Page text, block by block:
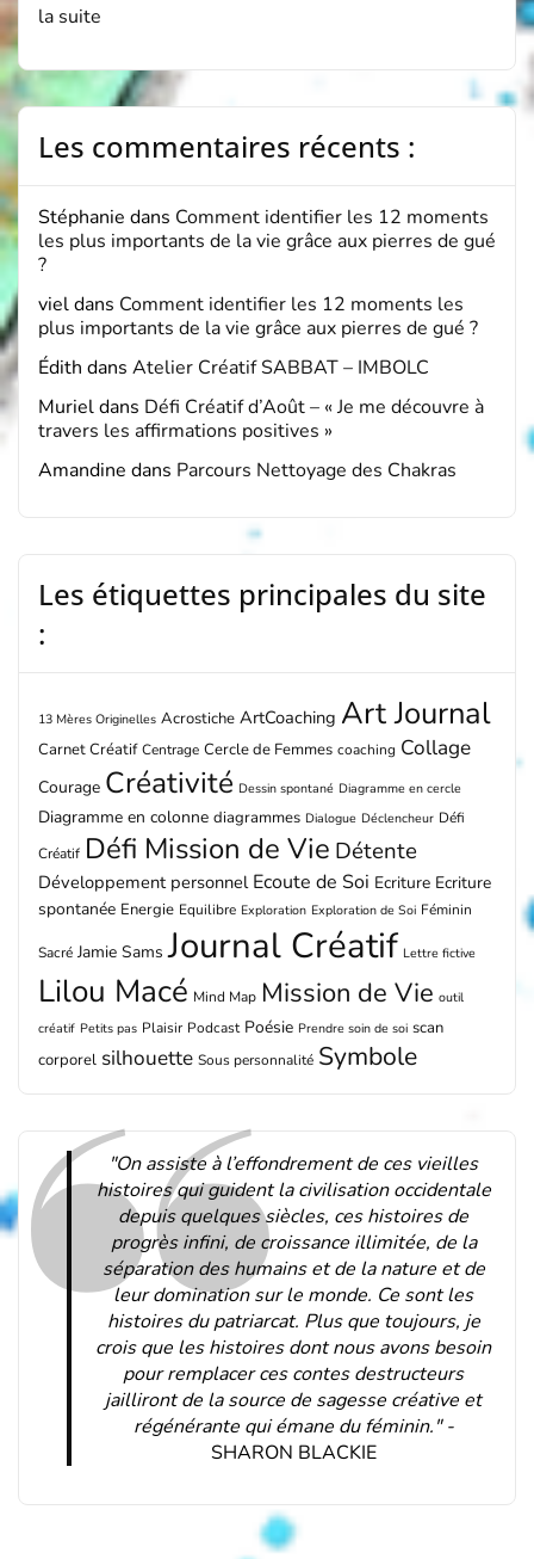
la suite
Les commentaires récents :
Stéphanie dans Comment identifier les 12 moments
les plus importants de la vie grâce aux pierres de gué
?
vieldans Comment identifier les 12 moments les
plus importants de la vie grâce aux pierres de gué ?
Édith dans Atelier Créatif SABBAT – IMBOLC
Murieldans Défi Créatif d’Août – « Je me découvre à
travers les affirmations positives »
Amandine dans Parcours Nettoyage des Chakras
Les étiquettes principales du site
:
13 Mères Originelles Acrostiche ArtCoaching Art Journal
Carnet Créatif Centrage Cercle de Femmes coaching Collage
Courage Créativité Dessin spontané Diagramme en cercle
Diagramme en colonne diagrammes Dialogue Déclencheur Défi
Créatif Défi Mission de Vie Détente
Développement personnel Ecoute de Soi Ecriture Ecriture
spontanée Energie Equilibre Exploration Exploration de Soi Féminin
Sacré Jamie Sams Journal Créatif Lettre fictive
Lilou Macé Mind Map Mission de Vie outil
créatif Petits pas Plaisir Podcast Poésie Prendre soin de soi scan
corporel silhouette Sous personnalité Symbole
"On assiste à l’effondrement de ces vieilles
histoires qui guident la civilisation occidentale
depuis quelques siècles, ces histoires de
progrès infini, de croissance illimitée, de la
séparation des humains et de la nature et de
leur domination sur le monde. Ce sont les
histoires du patriarcat. Plus que toujours, je
crois que les histoires dont nous avons besoin
pour remplacer ces contes destructeurs
jailliront de la source de sagesse créative et
régénérante qui émane du féminin." -
SHARON BLACKIE